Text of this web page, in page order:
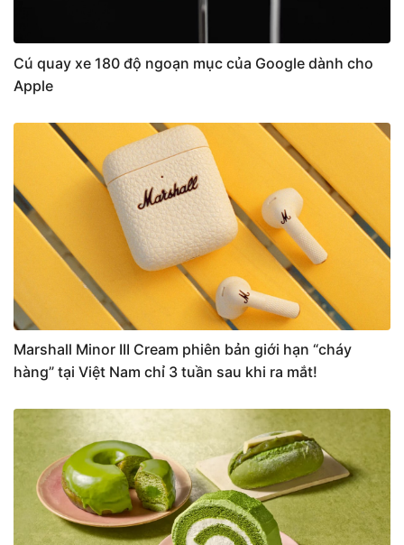
Cú quay xe 180 độ ngoạn mục của Google dành cho
Apple
Marshall Minor III Cream phiên bản giới hạn “cháy
hàng” tại Việt Nam chỉ 3 tuần sau khi ra mắt!